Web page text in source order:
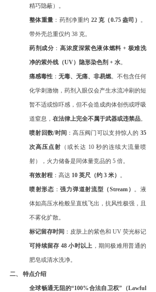
精巧隐蔽）。
整体重量 ：药剂净重约 22 克（0.75 盎司） 。
带外壳总重仅约 38 克。
药剂成分 ： 高浓度深紫色液体燃料 + 极难洗
净的紫外线（UV）隐形染色剂 + 水。
痛感毒性 ： 无毒、无痛、非易燃。不包含任何
化学刺激物，药剂入眼仅会产生水流冲刷的短
暂不适或惊吓感，但不会造成肉体创伤或呼吸
道窒息， 在法律上完全不属于武器或违禁品。
喷射回数/时间 ：高压阀门可以支持惊人的 35
次高压点射 （或长达 10 秒的连续大流量喷
射），火力储备是同体量竞品的 5 倍。
有效射程 ：高达 10 英尺（约 3 米） 。
喷射形态 ：强力弹道射流型（Stream） 。液
体如高压水枪般呈直线飞出，抗风性极强，且
不雾化扩散。
标记留存时间 ：皮肤上的紫色和 UV 荧光标记
可持续留存 48 小时以上 ，期间极难用普通的
肥皂或清水洗净。
二、 特点介绍
全球畅通无阻的“100%合法自卫权”（Lawful